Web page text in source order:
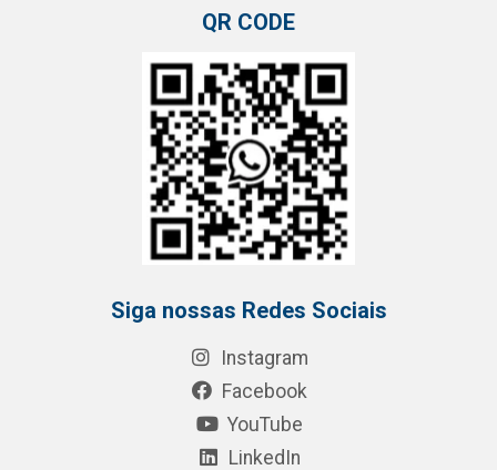
QR CODE
Siga nossas Redes Sociais
Instagram
Facebook
YouTube
LinkedIn